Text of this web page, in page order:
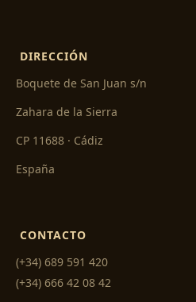
DIRECCIÓN
Boquete de San Juan s/n
Zahara de la Sierra
CP 11688 · Cádiz
España
CONTACTO
(+34) 689 591 420
(+34) 666 42 08 42